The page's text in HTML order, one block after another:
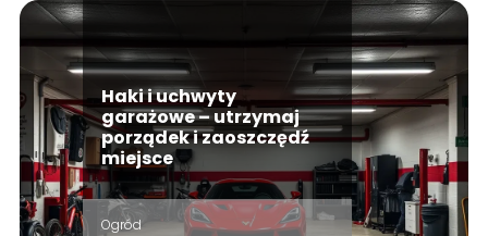
Haki i uchwyty
garażowe – utrzymaj
porządek i zaoszczędź
miejsce
Ogród